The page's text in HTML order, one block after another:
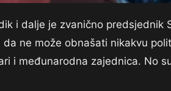
i dalje je zvanično predsjednik
ne može obnašati nikakvu
i međunarodna zajednica. No